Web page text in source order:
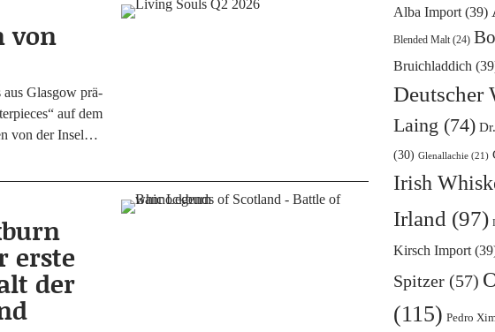
von
aus Glas­gow prä­
auf dem
von der Insel…
erste
der
Alba Import(39)
Blended Malt(24)
Bruichladdich
Deutscher
Laing (74)
(30) Glenallachie(21)
Irish
Irland (97)
Kirsch Import
Spitzer(57)
(115) Pedro